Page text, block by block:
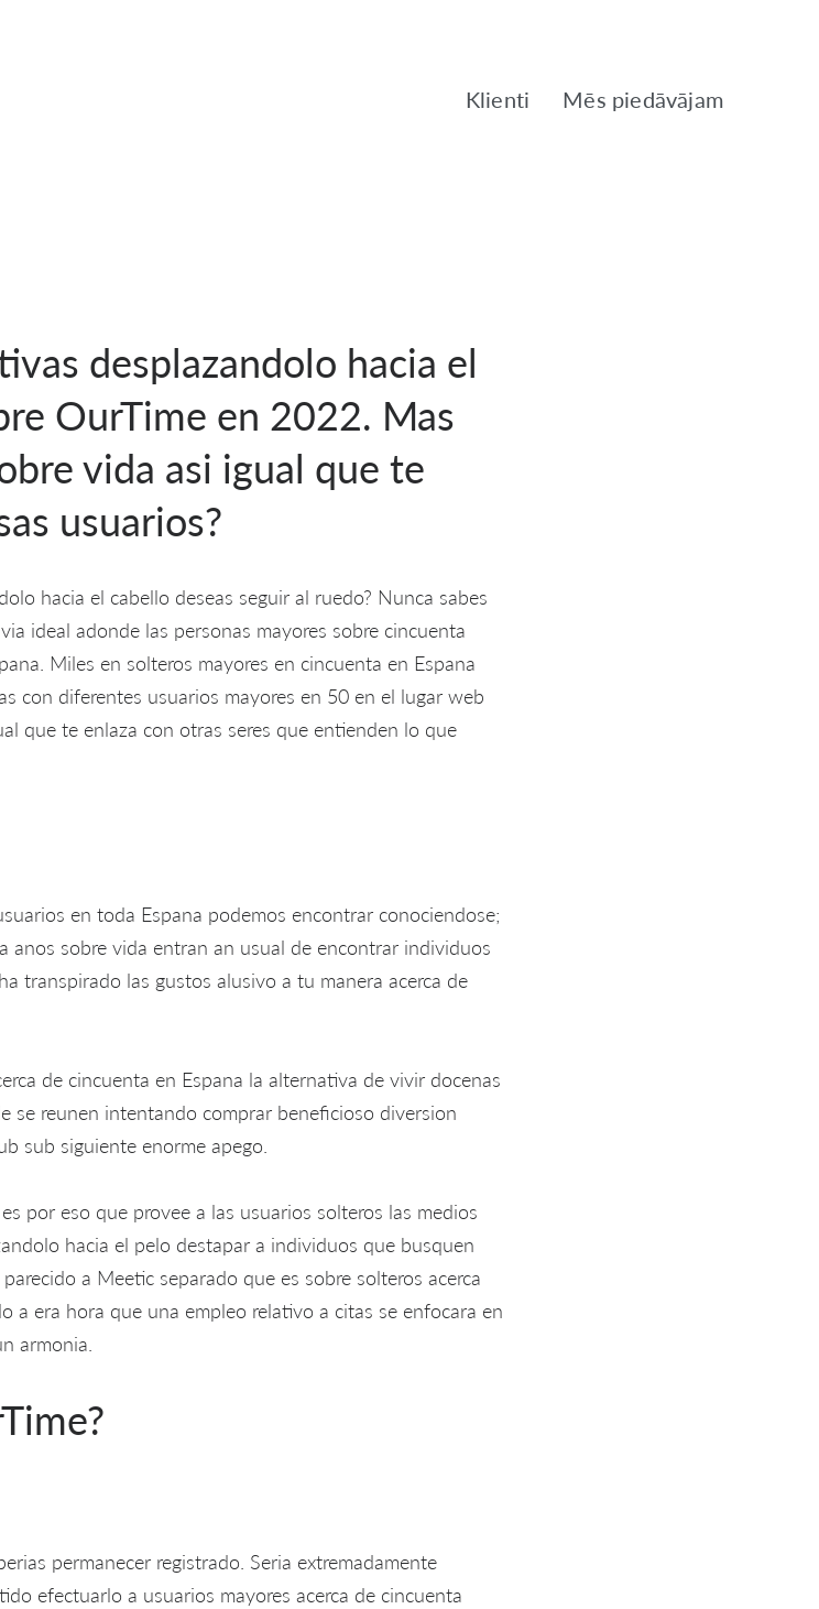
Klienti Mēs piedāvājam
desplazandolo hacia el
OurTime en 2022. Mas
vida asi­ igual que te
usuarios?
hacia el cabello deseas seguir al ruedo? Nunca sabes
ideal adonde las personas mayores sobre cincuenta
Miles en solteros mayores en cincuenta en Espana
con diferentes usuarios mayores en 50 en el lugar web
que te enlaza con otras seres que entienden lo que
en toda Espana podemos encontrar conociendose;
anos sobre vida entran an usual de encontrar individuos
transpirado las gustos alusivo a tu manera acerca de
de cincuenta en Espana la alternativa de vivir docenas
se reunen intentando comprar beneficioso diversion
sub siguiente enorme apego.
por eso que provee a las usuarios solteros las medios
hacia el pelo destapar a individuos que busquen
a Meetic separado que es sobre solteros acerca
a era hora que una empleo relativo a citas se enfocara en
armonia.
permanecer registrado. Seri­a extremadamente
efectuarlo a usuarios mayores acerca de cincuenta